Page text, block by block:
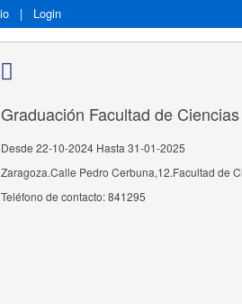
| Login
Graduación Facultad de
Desde 22-10-2024 Hasta 31-01-2025
Zaragoza.Calle Pedro Cerbuna,12.Facultad de
Teléfono de contacto: 841295